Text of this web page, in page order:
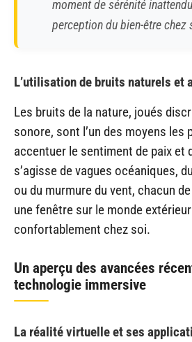
moment de sérénité
perception du bien-être chez
L’utilisation de bruits naturels et
Les bruits de la nature, joués
sonore, sont l’un des moyens les
accentuer le sentiment de paix et
s’agisse de vagues océaniques,
ou du murmure du vent, chacun
une fenêtre sur le monde
confortablement chez soi.
Un aperçu des avancées
technologie immersive
La réalité virtuelle et ses